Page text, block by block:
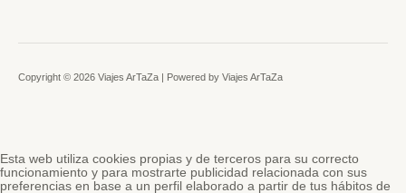
Copyright © 2026 Viajes ArTaZa | Powered by Viajes ArTaZa
Esta web utiliza cookies propias y de terceros para su correcto
funcionamiento y para mostrarte publicidad relacionada con sus
preferencias en base a un perfil elaborado a partir de tus hábitos de